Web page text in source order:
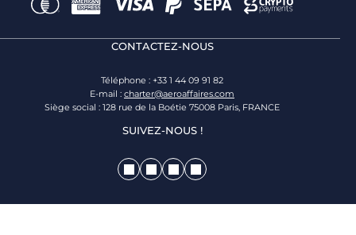
CONTACTEZ-NOUS
Téléphone : +33 1 44 09 91 82
E-mail : charter@aeroaffaires.com
Siège social : 128 rue de la Boétie 75008 Paris, FRANCE
SUIVEZ-NOUS !